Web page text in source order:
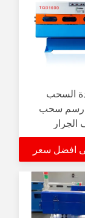
السحب
رسم سحب
الجرار
افضل سعر